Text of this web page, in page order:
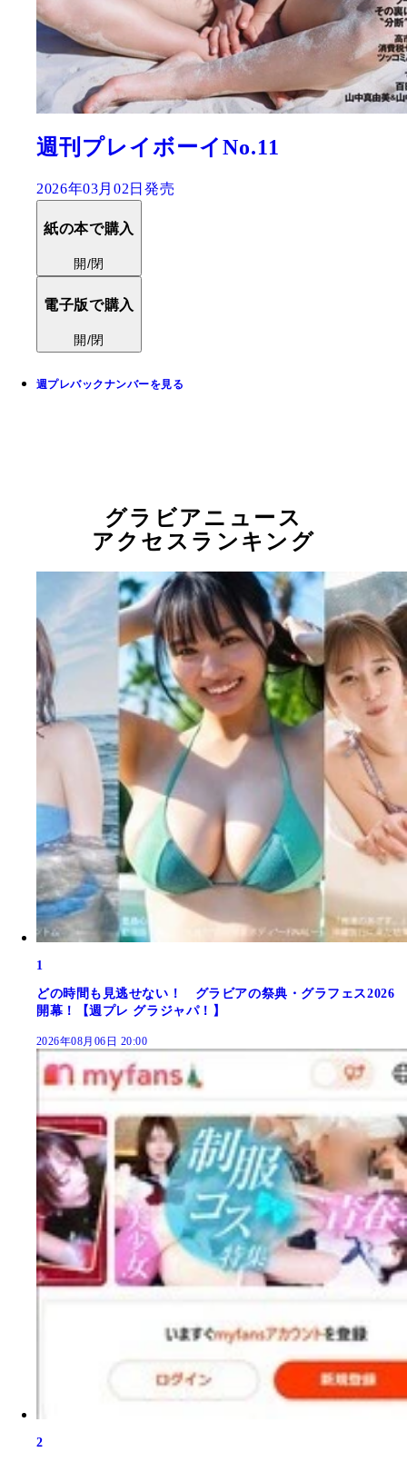
週刊プレイボーイNo.11
2026年03月02日発売
紙の本で購入
開/閉
電子版で購入
開/閉
週プレバックナンバーを見る
グラビアニュース
アクセスランキング
1
どの時間も見逃せない！ グラビアの祭典・グラフェス2026
開幕！【週プレ グラジャパ！】
2026年08月06日 20:00
2